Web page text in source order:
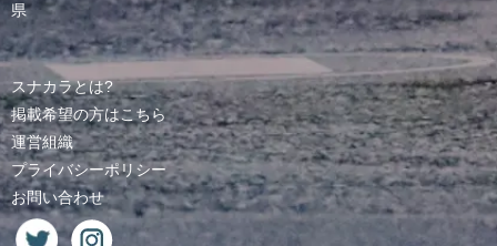
県
スナカラとは?
掲載希望の方はこちら
運営組織
プライバシーポリシー
お問い合わせ